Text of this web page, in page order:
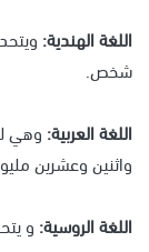
اللغة الهندية:
شخص.
اللغة العربية: وهي
واثنين وعشرين
اللغة الروسية: